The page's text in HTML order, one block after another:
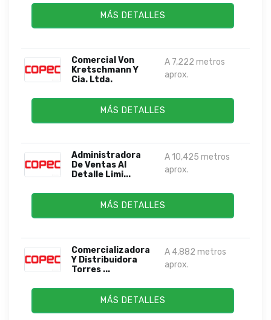
MÁS DETALLES
Comercial Von
Kretschmann Y
Cia. Ltda.
A 7,222 metros
aprox.
MÁS DETALLES
Administradora
De Ventas Al
Detalle Limi...
A 10,425 metros
aprox.
MÁS DETALLES
Comercializadora
Y Distribuidora
Torres ...
A 4,882 metros
aprox.
MÁS DETALLES